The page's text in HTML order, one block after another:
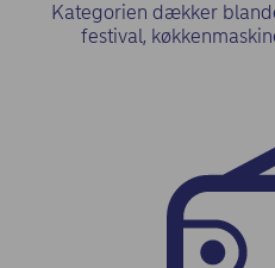
Kategorien dækker
festival,